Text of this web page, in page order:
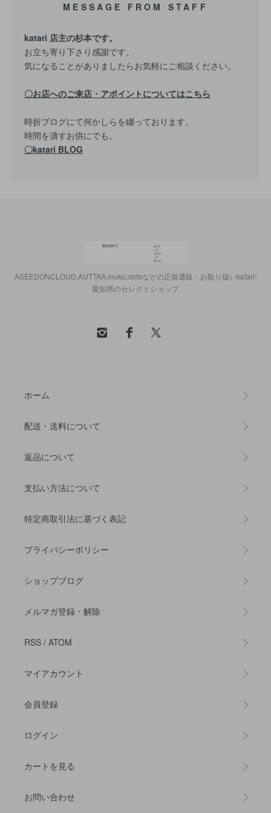
MESSAGE FROM STAFF
katari 店主の杉本です。
お立ち寄り下さり感謝です。
気になることがありましたらお気軽にご相談ください。
〇お店へのご来店・アポイントについてはこちら
時折ブログにて何かしらを綴っております。
時間を潰すお供にでも。
〇katari BLOG
ASEEDONCLOUD,AUTTAA,muku,ohtaなどの正規通販・お取り扱いkatari-
愛知県のセレクトショップ
ホーム
配送・送料について
返品について
支払い方法について
特定商取引法に基づく表記
プライバシーポリシー
ショップブログ
メルマガ登録・解除
RSS / ATOM
マイアカウント
会員登録
ログイン
カートを見る
お問い合わせ